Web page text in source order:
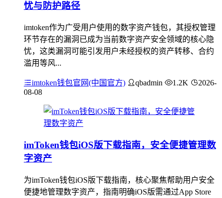
忧与防护路径
imtoken作为广受用户使用的数字资产钱包，其授权管理
环节存在的漏洞已成为当前数字资产安全领域的核心隐
忧，这类漏洞可能引发用户未经授权的资产转移、合约
滥用等风...
imtoken钱包官网(中国官方) qbadmin 1.2K
2026-
08-08
imToken钱包iOS版下载指南，安全便捷管理数
字资产
为imToken钱包iOS版下载指南，核心聚焦帮助用户安全
便捷地管理数字资产，指南明确iOS版需通过App Store